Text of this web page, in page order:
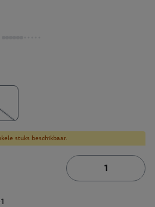
stuks beschikbaar.